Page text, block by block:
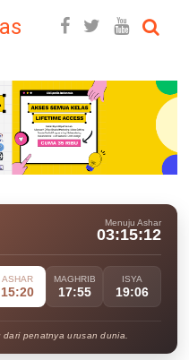
Menuju Ashar
03:15:10
ASHAR
15:20
MAGHRIB
17:55
ISYA
19:06
penatnya urusan dunia.